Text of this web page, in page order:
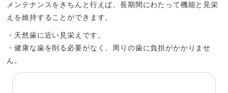
メンテナンスをきちんと行えば、長期間にわたって機能と見栄
えを維持することができます。
・天然歯に近い見栄えです。
・健康な歯を削る必要がなく、周りの歯に負担がかかりませ
ん。